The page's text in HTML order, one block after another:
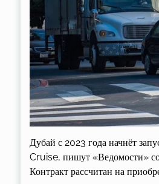
Дубай с 2023 года начнёт
Cruise, пишут «Ведомости»
Контракт рассчитан на